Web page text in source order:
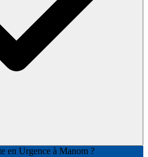
en Urgence à Manom ?